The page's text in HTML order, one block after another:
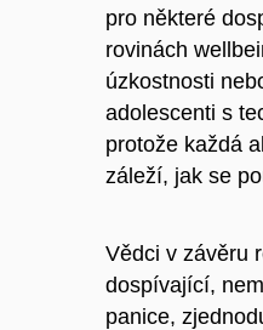
pro některé
rovinách
úzkostnosti
adolescenti s
protože každá
záleží, jak se
Vědci v závěru
dospívající,
panice,